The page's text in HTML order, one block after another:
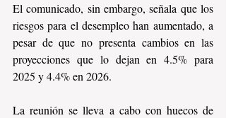
El comunicado, sin embargo, señala que los
riesgos para el desempleo han aumentado, a
pesar de que no presenta cambios en las
proyecciones que lo dejan en 4.5% para
2025 y 4.4% en 2026.
La reunión se lleva a cabo con huecos de